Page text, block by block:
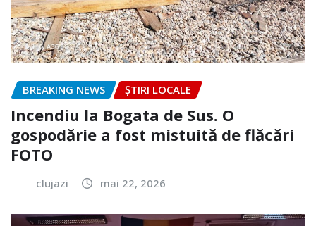
BREAKING NEWS ȘTIRI LOCALE
Incendiu la Bogata de Sus. O
gospodărie a fost mistuită de flăcări
FOTO
clujazi mai 22, 2026